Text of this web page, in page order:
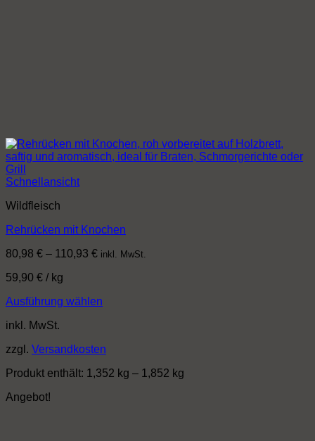
Schnellansicht
Wildfleisch
Rehrücken mit Knochen
80,98 € – 110,93 € inkl. MwSt.
59,90 € / kg
Ausführung wählen
Produkt
mehrere
auf.
Optionen
inkl. MwSt.
zzgl. Versandkosten
Produkt enthält: 1,352 kg – 1,852 kg
Angebot!